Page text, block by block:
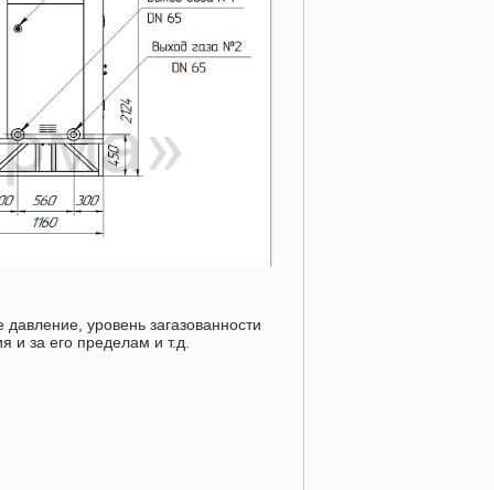
уровень загазованности
и за его пределам и т.д.